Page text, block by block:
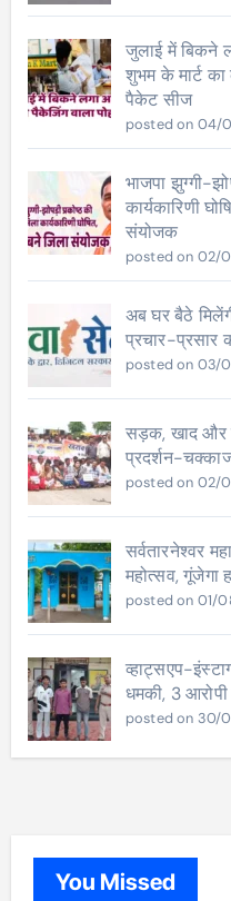
जुलाई में बिकने
शुभम के मार्ट का
पैकेट सीज
posted on 04/
भाजपा झुग्गी-
कार्यकारिणी
संयोजक
posted on 02/
अब घर बैठे
प्रचार-प्रसार
posted on 03/
सड़क, खाद और
प्रदर्शन-
posted on 02/
सर्वतारनेश्वर
महोत्सव, गूंजेगा
posted on 01/
व्हाट्सएप-
धमकी, 3 आरोपी
posted on 30/
You Missed